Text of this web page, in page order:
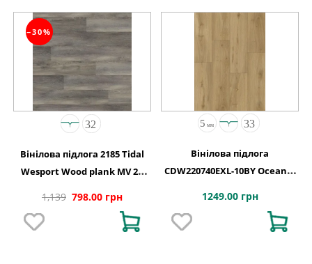
−30%
Вінілова підлога 2185 Tidal
Wesport Wood plank MV 2G
1,139 798.00 грн
Вінілова підлога
CDW220740EXL-10BY Oceania
1220x180x5
1249.00 грн